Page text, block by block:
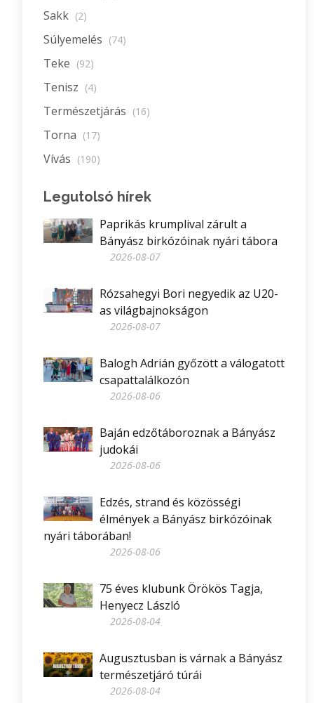
Sakk (2)
Súlyemelés (74)
Teke (92)
Tenisz (4)
Természetjárás (16)
Torna (17)
Vívás (190)
Legutolsó hírek
Paprikás krumplival zárult a
Bányász birkózóinak nyári tábora
2026-08-07
Rózsahegyi Bori negyedik az U20-
as világbajnokságon
2026-08-07
Balogh Adrián győzött a válogatott
csapattalálkozón
2026-08-06
Baján edzőtáboroznak a Bányász
judokái
2026-08-06
Edzés, strand és közösségi
élmények a Bányász birkózóinak
nyári táborában!
2026-08-06
75 éves klubunk Örökös Tagja,
Henyecz László
2026-08-04
Augusztusban is várnak a Bányász
természetjáró túrái
2026-08-04